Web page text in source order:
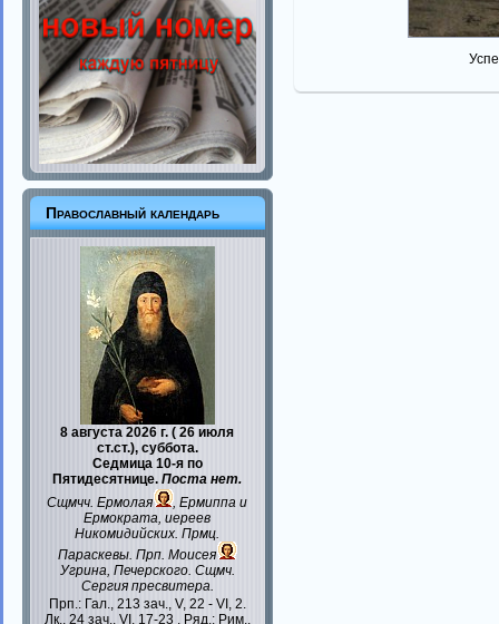
Православный календарь
8 августа 2026 г. ( 26 июля
ст.ст.), суббота.
Седмица 10-я по
Пятидесятнице.Поста нет.
Сщмчч.Ермолая ,Ермиппа и
Ермократа, иереев
Никомидийских. Прмц.
Параскевы. Прп.Моисея
Угрина, Печерского. Сщмч.
Сергия пресвитера.
Прп.: Гал., 213 зач., V, 22 - VI, 2.
Лк., 24 зач., VI, 17-23 . Ряд.: Рим.,